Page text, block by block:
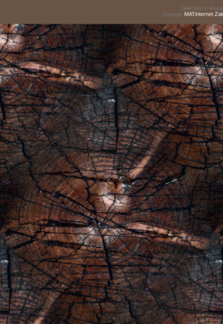
1999-2026 ©
Copyright MATinternet